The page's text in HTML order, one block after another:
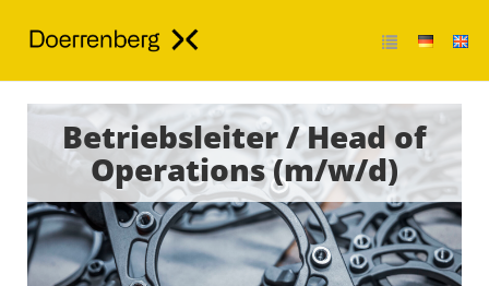
Betriebsleiter / Head of
Operations (m/w/d)